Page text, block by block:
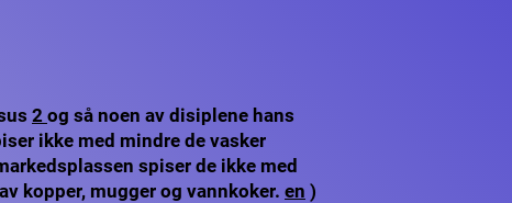
2 og så noen av disiplene hans
ikke med mindre de vasker
spiser de ikke med
kopper, mugger og vannkoker. en )